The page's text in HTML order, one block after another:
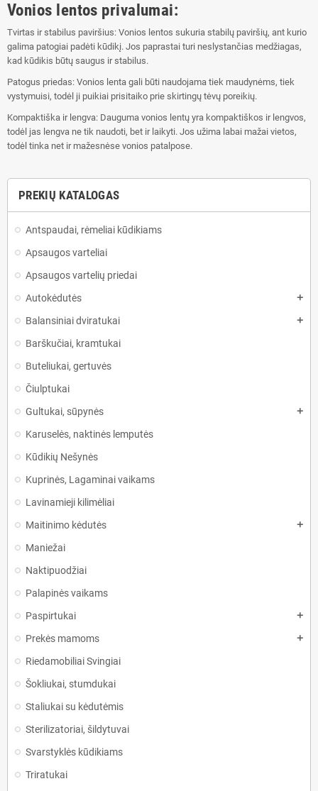
PREKIŲ KATALOGAS
Antspaudai, rėmeliai kūdikiams
Apsaugos varteliai
Apsaugos vartelių priedai
Autokėdutės
add
Balansiniai dviratukai add
Barškučiai, kramtukai
Buteliukai, gertuvės
Čiulptukai
Gultukai, sūpynės
add
Karuselės, naktinės lemputės
Kūdikių Nešynės
Kuprinės, Lagaminai vaikams
Lavinamieji kilimėliai
Maitinimo kėdutės
add
Maniežai
Naktipuodžiai
Palapinės vaikams
Paspirtukai
add
Prekės mamoms add
Riedamobiliai Svingiai
Šokliukai, stumdukai
Staliukai su kėdutėmis
Sterilizatoriai, šildytuvai
Svarstyklės kūdikiams
Triratukai
Vonios lentos privalumai:
Tvirtas ir stabilus paviršius: Vonios lentos sukuria stabilų paviršių, ant kurio
galima patogiai padėti kūdikį. Jos paprastai turi neslystančias medžiagas,
kad kūdikis būtų saugus ir stabilus.
Patogus priedas: Vonios lenta gali būti naudojama tiek maudynėms, tiek
vystymuisi, todėl ji puikiai prisitaiko prie skirtingų tėvų poreikių.
Kompaktiška ir lengva: Dauguma vonios lentų yra kompaktiškos ir lengvos,
todėl jas lengva ne tik naudoti, bet ir laikyti. Jos užima labai mažai vietos,
todėl tinka net ir mažesnėse vonios patalpose.